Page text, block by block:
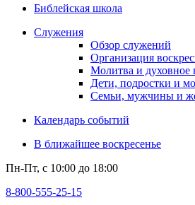
Библейская школа
Служения
Обзор служений
Организация
Молитва и духовное
Дети, подростки и
Семьи, мужчины и
Календарь событий
В ближайшее воскресенье
Пн-Пт, с 10:00 до 18:00
8-800-555-25-15